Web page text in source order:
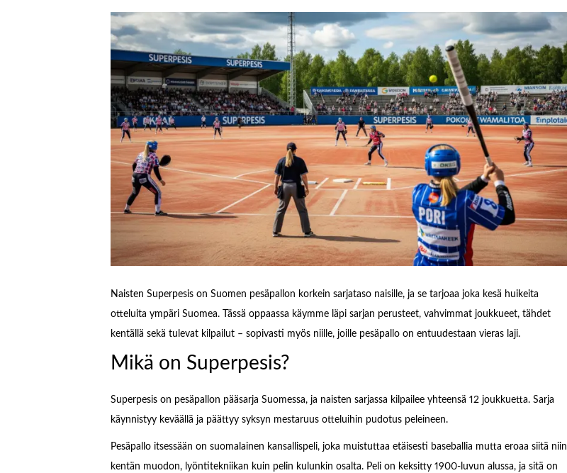
Naisten Superpesis on Suomen pesäpallon korkein sarjataso naisille, ja se tarjoaa joka kesä huikeita
otteluita ympäri Suomea. Tässä oppaassa käymme läpi sarjan perusteet, vahvimmat joukkueet, tähdet
kentällä sekä tulevat kilpailut – sopivasti myös niille, joille pesäpallo on entuudestaan vieras laji.
Mikä on Superpesis?
Superpesis on pesäpallon pääsarja Suomessa, ja naisten sarjassa kilpailee yhteensä 12 joukkuetta. Sarja
käynnistyy keväällä ja päättyy syksyn mestaruus otteluihin pudotus peleineen.
Pesäpallo itsessään on suomalainen kansallispeli, joka muistuttaa etäisesti baseballia mutta eroaa siitä niin
kentän muodon, lyöntitekniikan kuin pelin kulunkin osalta. Peli on keksitty 1900-luvun alussa, ja sitä on